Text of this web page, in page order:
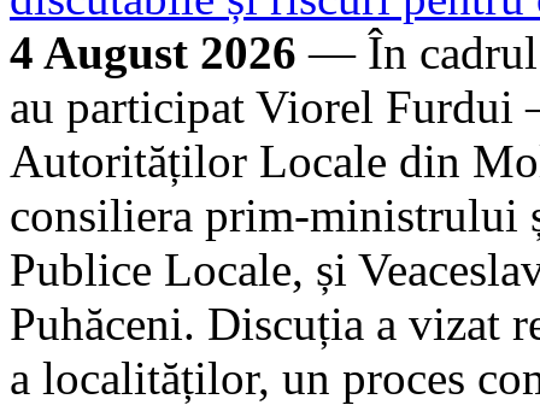
4 August 2026 — În cadrul
au participat Viorel Furdui
Autorităților Locale din
consiliera prim-ministrului
Publice Locale, și
Puhăceni. Discuția a vizat
a localităților, un proces